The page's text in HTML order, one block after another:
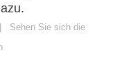
Sehen Sie sich die